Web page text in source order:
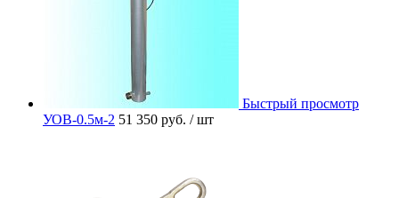
Быстрый просмотр
УОВ-0.5м-2 51 350 руб. / шт